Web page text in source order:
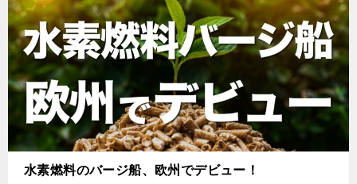
水素燃料のバージ船、欧州でデビュー！